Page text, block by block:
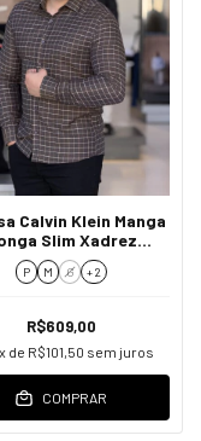
Calvin Klein Manga
Slim Xadrez
Masculino
P M G + 2
R$609,00
x de R$101,50 sem juros
COMPRAR